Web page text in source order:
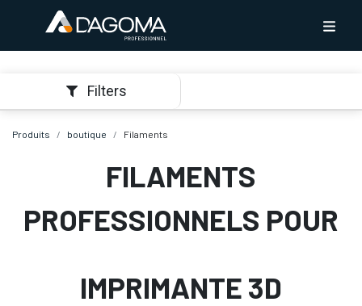
Filters
Produits boutique Filaments
FILAMENTS
PROFESSIONNELS POUR
IMPRIMANTE 3D